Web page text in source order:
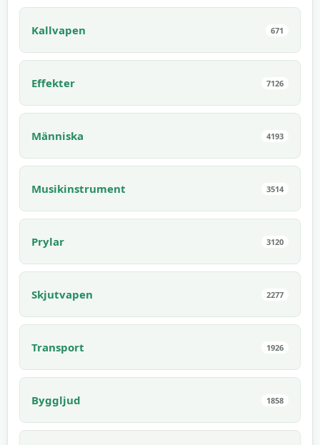
Kallvapen 671
Effekter 7126
Människa 4193
Musikinstrument 3514
Prylar 3120
Skjutvapen 2277
Transport 1926
Byggljud 1858